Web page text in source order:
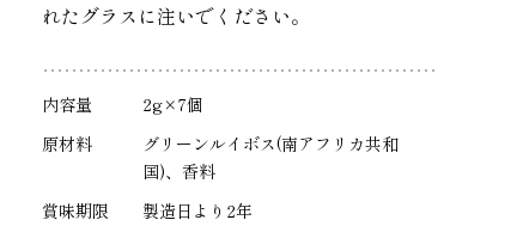
れたグラスに注いでください。
内容量
2g×7個
原材料
グリーンルイボス(南アフリカ共和
国)、香料
賞味期限
製造日より2年